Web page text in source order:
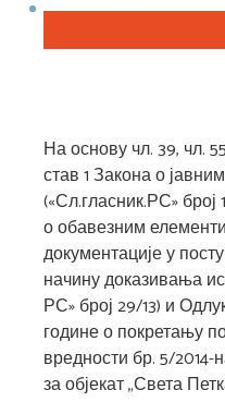
На основу чл. 39, чл.
став 1 Закона о
(«Сл.гласник.РС»
о обавезним
документације у
начину доказивања
РС» број 29/13) и
године о покретању
вредности бр. 5/
за објекат „Света